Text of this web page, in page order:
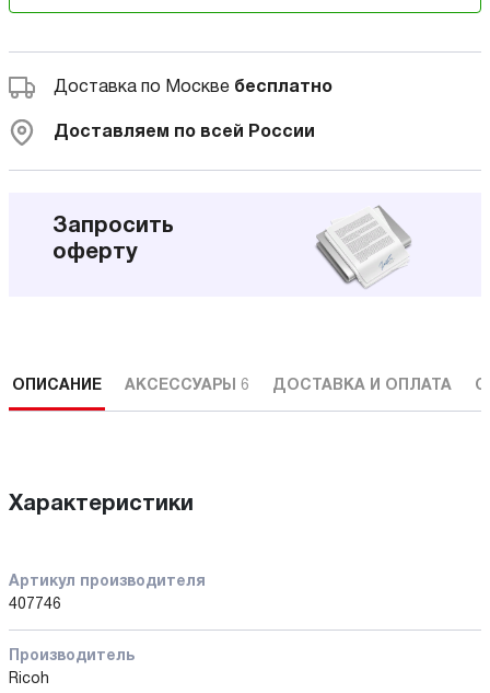
Доставка по Москве бесплатно
Доставляем по всей России
Запросить
оферту
ОПИСАНИЕ АКСЕССУАРЫ 6 ДОСТАВКА И ОПЛАТА
Характеристики
Артикул производителя
407746
Производитель
Ricoh